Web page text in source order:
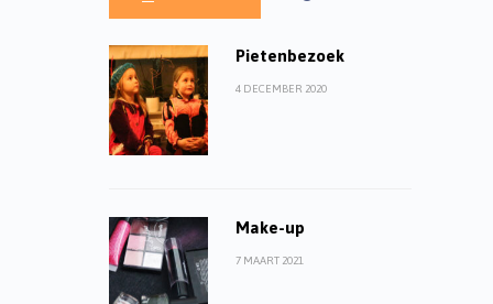
Pietenbezoek
4 DECEMBER 2020
Make-up
7 MAART 2021